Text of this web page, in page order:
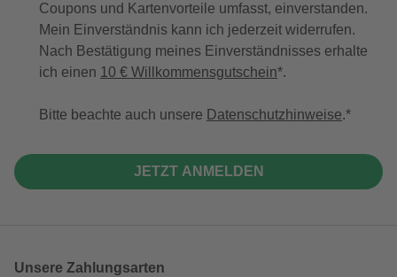
Coupons und Kartenvorteile umfasst, einverstanden.
Mein Einverständnis kann ich jederzeit widerrufen.
Nach Bestätigung meines Einverständnisses erhalte
ich einen 10 € Willkommensgutschein*.
Bitte beachte auch unsere Datenschutzhinweise.
JETZT ANMELDEN
Unsere Zahlungsarten